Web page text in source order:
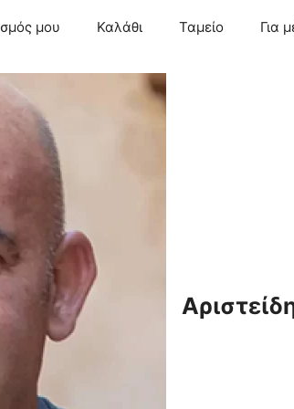
μου Καλάθι Ταμείο Για